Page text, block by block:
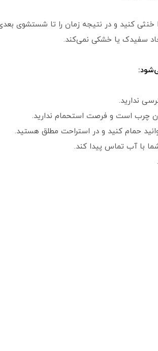
کنید و در نتیجه زمان را تا شستشوی
سفیدک یا خشکی نمی‌کند.
ندارید.
چرب است و فرصت استحمام ندارید.
حمام کنید و در استراحت مطلق هستید.
با آب تماس پیدا کند.